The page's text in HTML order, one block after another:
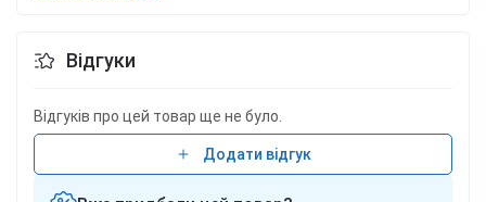
сразу после. Пищевая ценность 10 г 20 г L-лейцин
валин 1771 мг 3542 мг Никотиновая кислота 14,28
мг 28,56 мг Витамин B6 1,41 мг 2,82 мг Витамин
B12 2,11 мкг 4,22 мкг Состав L-лейцин, L-
изолейцин, L-валин, лимонная кислота,
Відгуки
Відгуків про цей товар ще не було.
Додати відгук